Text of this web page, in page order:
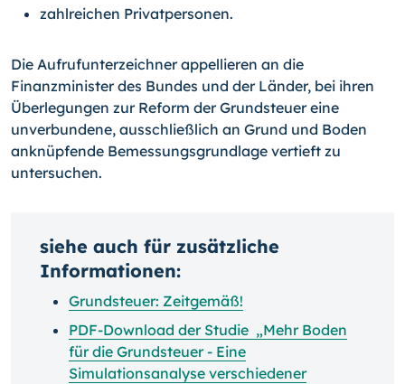
zahlreichen Privatpersonen.
Die Aufrufunterzeichner appellieren an die
Finanzminister des Bundes und der Länder, bei ihren
Überlegungen zur Reform der Grundsteuer eine
unverbundene, ausschließlich an Grund und Boden
anknüpfende Bemessungsgrundlage vertieft zu
untersuchen.
siehe auch für zusätzliche
Informationen:
Grundsteuer: Zeitgemäß!
PDF-Download der Studie „Mehr Boden
für die Grundsteuer - Eine
Simulationsanalyse verschiedener